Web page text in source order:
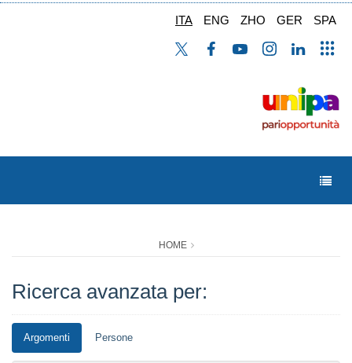
ITA ENG ZHO GER SPA
HOME
Ricerca avanzata per:
Argomenti Persone